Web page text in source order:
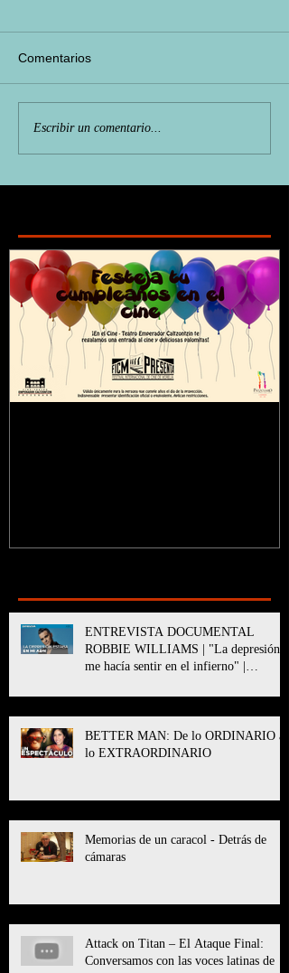
Comentarios
Escribir un comentario...
ENTREVISTA DOCUMENTAL
ROBBIE WILLIAMS | "La depresión
me hacía sentir en el infierno" |
BETTER MAN: De lo ORDINARIO a
lo EXTRAORDINARIO
Memorias de un caracol - Detrás de
cámaras
Attack on Titan – El Ataque Final:
Conversamos con las voces latinas de